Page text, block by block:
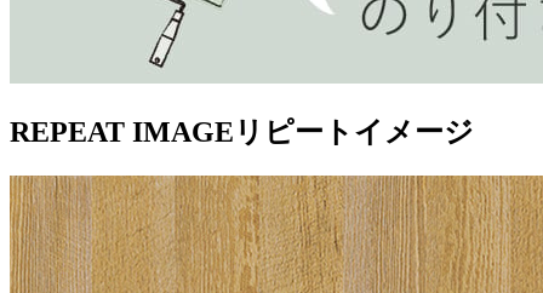
REPEAT IMAGE リピートイメージ